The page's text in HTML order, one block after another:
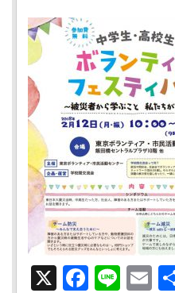
X Line